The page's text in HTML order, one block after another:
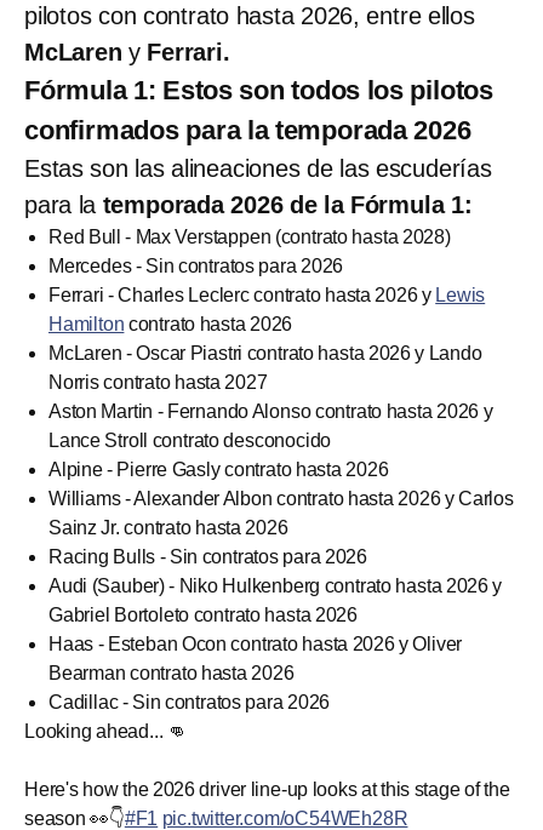
pilotos con contrato hasta 2026, entre ellos
McLaren yFerrari.
Fórmula 1: Estos son todos los pilotos
confirmados para la temporada 2026
Estas son las alineaciones de las escuderías
para la temporada 2026 de la Fórmula 1:
Red Bull - Max Verstappen (contrato hasta 2028)
Mercedes - Sin contratos para 2026
Ferrari - Charles Leclerc contrato hasta 2026 y Lewis
Hamilton contrato hasta 2026
McLaren - Oscar Piastri contrato hasta 2026 y Lando
Norris contrato hasta 2027
Aston Martin - Fernando Alonso contrato hasta 2026 y
Lance Stroll contrato desconocido
Alpine - Pierre Gasly contrato hasta 2026
Williams - Alexander Albon contrato hasta 2026 y Carlos
Sainz Jr. contrato hasta 2026
Racing Bulls - Sin contratos para 2026
Audi (Sauber) - Niko Hulkenberg contrato hasta 2026 y
Gabriel Bortoleto contrato hasta 2026
Haas - Esteban Ocon contrato hasta 2026 y Oliver
Bearman contrato hasta 2026
Cadillac - Sin contratos para 2026
Looking ahead... 👊
Here's how the 2026 driver line-up looks at this stage of the
season 👀👇#F1 pic.twitter.com/oC54WEh28R